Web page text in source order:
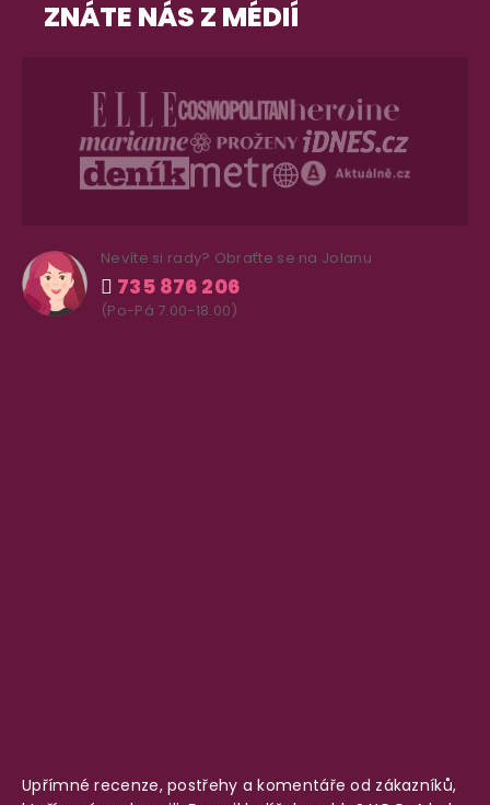
ZNÁTE NÁS Z MÉDIÍ
Nevíte si rady? Obraťte se na Jolanu
735 876 206
(Po-Pá 7.00-18.00)
Upřímné recenze, postřehy a komentáře od zákazníků,